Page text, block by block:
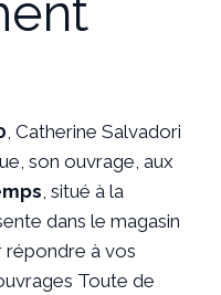
, Catherine Salvadori
son ouvrage, aux
, situé à la
dans le magasin
répondre à vos
Toute de